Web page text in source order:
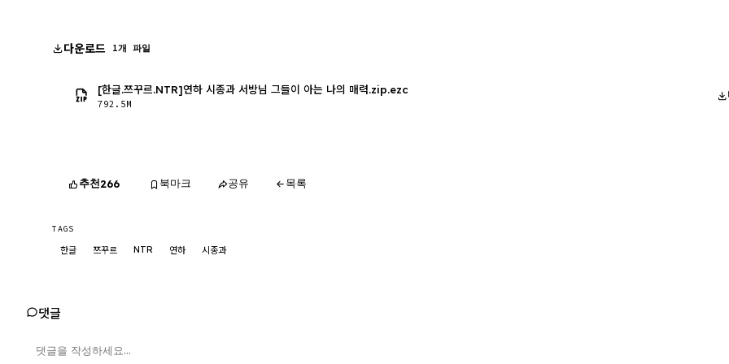
다운로드 1개 파일
[한글.쯔꾸르.NTR]연하 시종과 서방님 그들이 아는 나의 매력.zip.ezc
792.5M
추천266 북마크 공유 목록
TAGS
한글 쯔꾸르 NTR 연하 시종과
댓글